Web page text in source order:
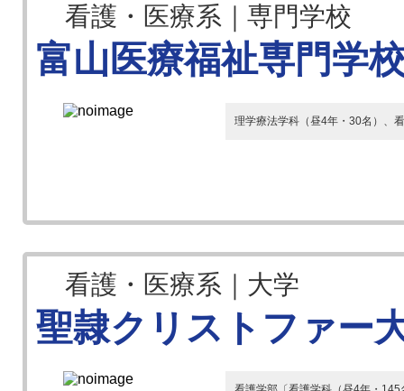
看護・医療系｜専門学校
富山医療福祉専門学
理学療法学科（昼4年・30名）、
看護・医療系｜大学
聖隷クリストファー